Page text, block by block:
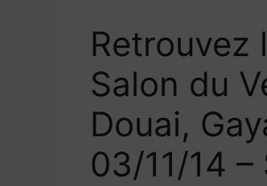
Retrouvez
Salon du
Douai,
03/11/14